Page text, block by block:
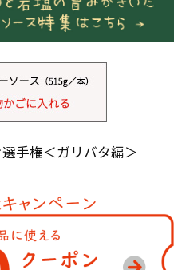
手権＜ガリバタ編＞